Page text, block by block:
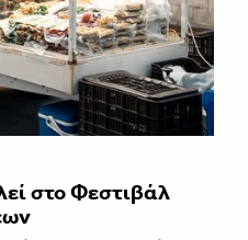
στο Φεστιβάλ